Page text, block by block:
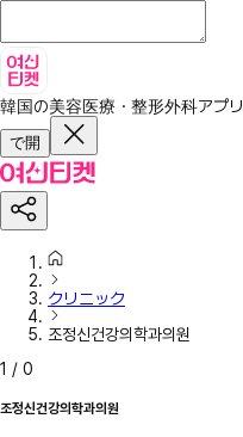
韓国の美容医療・整形外科アプリ
で開
クリニック
조정신건강의학과의원
1 / 0
조정신건강의학과의원